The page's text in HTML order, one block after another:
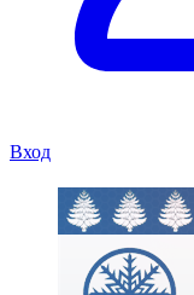
Вход